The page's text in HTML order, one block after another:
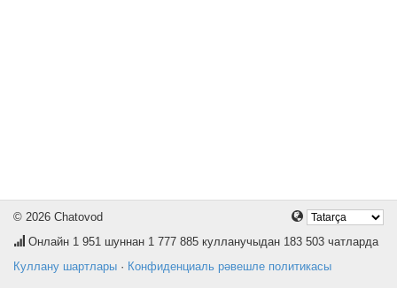
© 2026 Chatovod
Онлайн 1 951 шуннан 1 777 885 кулланучыдан 183 503 чатларда
Куллану шартлары · Конфиденциаль рәвешле политикасы